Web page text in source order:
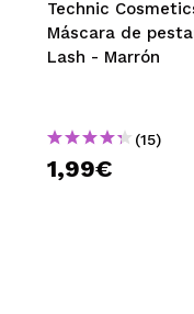
Technic
Máscara de
Lash - Marrón
(15)
1,99€